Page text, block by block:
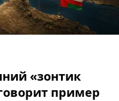
«зонтик
пример